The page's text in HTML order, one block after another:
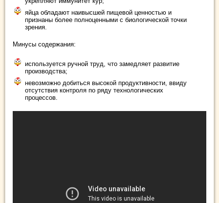
яйца обладают наивысшей пищевой ценностью и
признаны более полноценными с биологической точки
зрения.
Минусы содержания:
используется ручной труд, что замедляет развитие
производства;
невозможно добиться высокой продуктивности, ввиду
отсутствия контроля по ряду технологических
процессов.